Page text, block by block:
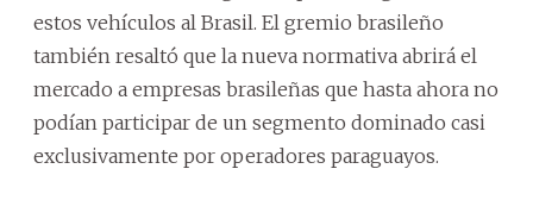
estos vehículos al Brasil. El gremio brasileño
también resaltó que la nueva normativa abrirá el
mercado a empresas brasileñas que hasta ahora no
podían participar de un segmento dominado casi
exclusivamente por operadores paraguayos.